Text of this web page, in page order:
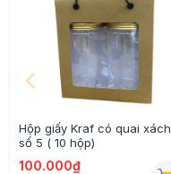
Hộp giấy Kraf có quai xách
số 5 ( 10 hộp)
100.000₫